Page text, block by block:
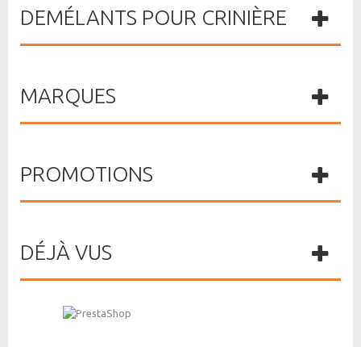
DEMÉLANTS POUR CRINIÈRE
MARQUES
PROMOTIONS
DÉJÀ VUS